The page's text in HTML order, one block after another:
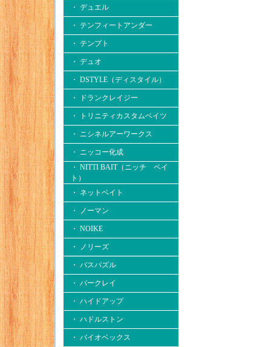
・ デュエル
・ テンフィートアンダー
・ テンプト
・ デュオ
・ DSTYLE（ディスタイル）
・ ドランクレイジー
・ トリニティカスタムベイツ
・ ニシネルアーワークス
・ ニッコー化成
・ NITTI BAIT（ニッチ ベイ
ト）
・ ネットベイト
・ ノーマン
・ NOIKE
・ ノリーズ
・ バスパズル
・ バークレイ
・ ハイドアップ
・ ハドルストン
・ バイオベックス